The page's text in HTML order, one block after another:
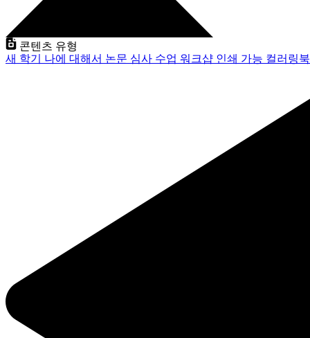
콘텐츠 유형
새 학기 나에 대해서 논문 심사 수업 워크샵 인쇄 가능 컬러링북